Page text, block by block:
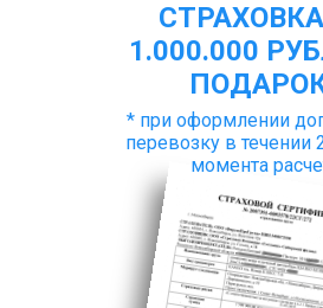
1.000.000
* при оформлении
перевозку в течении
момента